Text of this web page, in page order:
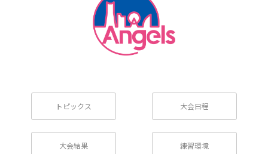
トピックス
大会結果
大会日程
練習環境